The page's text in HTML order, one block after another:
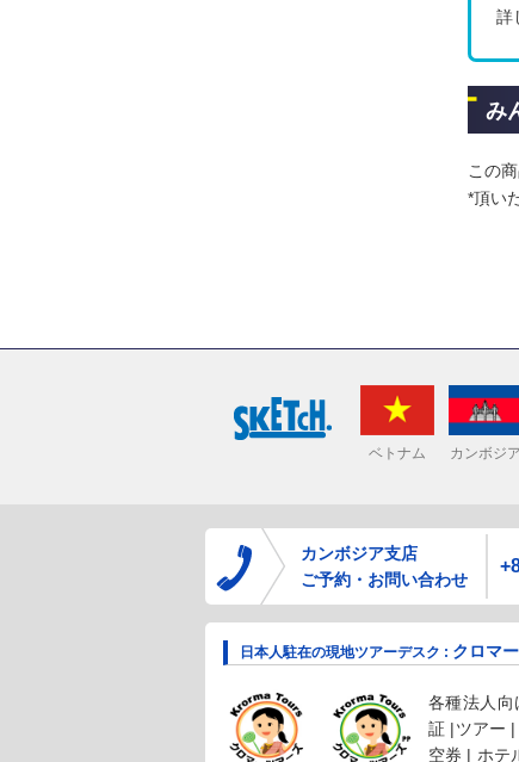
詳
み
この
*頂い
ベトナム カンボジア
カンボジア支店
ご予約・お問い合わせ
日本人駐在の現地ツアーデスク : クロマ
各種法人
証 |ツアー
空券 | ホテ